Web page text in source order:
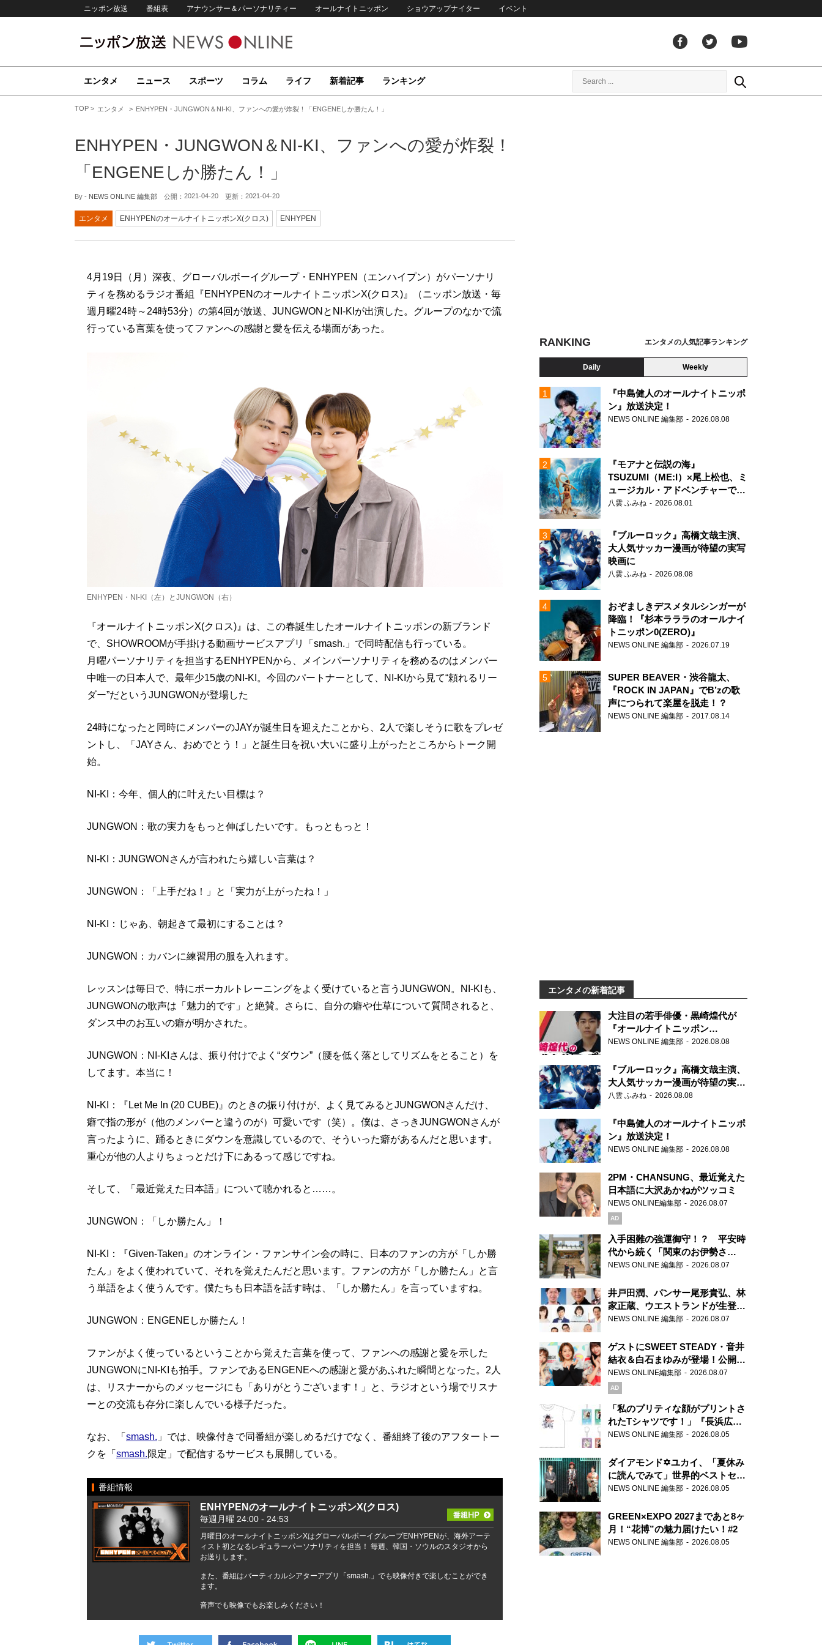
ニッポン放送 番組表 アナウンサー＆パーソナリティー オールナイトニッポン ショウアップナイター イベント
エンタメ ニュース スポーツ コラム ライフ 新着記事 ランキング
TOP エンタメ ENHYPEN・JUNGWON＆NI-KI、ファンへの愛が炸裂！「ENGENEしか勝たん！」
ENHYPEN・JUNGWON＆NI-KI、ファンへの愛が炸裂！
「ENGENEしか勝たん！」
By - NEWS ONLINE 編集部 公開： 2021-04-20 更新： 2021-04-20
エンタメ ENHYPENのオールナイトニッポンX(クロス) ENHYPEN
4月19日（月）深夜、グローバルボーイグループ・ENHYPEN（エンハイプン）がパーソナリ
ティを務めるラジオ番組『ENHYPENのオールナイトニッポンX(クロス)』（ニッポン放送・毎
週月曜24時～24時53分）の第4回が放送、JUNGWONとNI-KIが出演した。グループのなかで流
行っている言葉を使ってファンへの感謝と愛を伝える場面があった。
ENHYPEN・NI-KI（左）とJUNGWON（右）
『オールナイトニッポンX(クロス)』は、この春誕生したオールナイトニッポンの新ブランド
で、SHOWROOMが手掛ける動画サービスアプリ「smash.」で同時配信も行っている。
月曜パーソナリティを担当するENHYPENから、メインパーソナリティを務めるのはメンバー
中唯一の日本人で、最年少15歳のNI-KI。今回のパートナーとして、NI-KIから見て“頼れるリー
ダー”だというJUNGWONが登場した
24時になったと同時にメンバーのJAYが誕生日を迎えたことから、2人で楽しそうに歌をプレゼ
ントし、「JAYさん、おめでとう！」と誕生日を祝い大いに盛り上がったところからトーク開
始。
NI-KI：今年、個人的に叶えたい目標は？
JUNGWON：歌の実力をもっと伸ばしたいです。もっともっと！
NI-KI：JUNGWONさんが言われたら嬉しい言葉は？
JUNGWON：「上手だね！」と「実力が上がったね！」
NI-KI：じゃあ、朝起きて最初にすることは？
JUNGWON：カバンに練習用の服を入れます。
レッスンは毎日で、特にボーカルトレーニングをよく受けていると言うJUNGWON。NI-KIも、
JUNGWONの歌声は「魅力的です」と絶賛。さらに、自分の癖や仕草について質問されると、
ダンス中のお互いの癖が明かされた。
JUNGWON：NI-KIさんは、振り付けでよく“ダウン”（腰を低く落としてリズムをとること）を
してます。本当に！
NI-KI：『Let Me In (20 CUBE)』のときの振り付けが、よく見てみるとJUNGWONさんだけ、
癖で指の形が（他のメンバーと違うのが）可愛いです（笑）。僕は、さっきJUNGWONさんが
言ったように、踊るときにダウンを意識しているので、そういった癖があるんだと思います。
重心が他の人よりちょっとだけ下にあるって感じですね。
そして、「最近覚えた日本語」について聴かれると……。
JUNGWON：「しか勝たん」！
NI-KI：『Given-Taken』のオンライン・ファンサイン会の時に、日本のファンの方が「しか勝
たん」をよく使われていて、それを覚えたんだと思います。ファンの方が「しか勝たん」と言
う単語をよく使うんです。僕たちも日本語を話す時は、「しか勝たん」を言っていますね。
JUNGWON：ENGENEしか勝たん！
ファンがよく使っているということから覚えた言葉を使って、ファンへの感謝と愛を示した
JUNGWONにNI-KIも拍手。ファンであるENGENEへの感謝と愛があふれた瞬間となった。2人
は、リスナーからのメッセージにも「ありがとうございます！」と、ラジオという場でリスナ
ーとの交流も存分に楽しんでいる様子だった。
なお、「 smash. 」では、映像付きで同番組が楽しめるだけでなく、番組終了後のアフタートー
クを「 smash.限定」で配信するサービスも展開している。
番組情報
ENHYPENのオールナイトニッポンX(クロス)
毎週月曜 24:00 - 24:53
月曜日のオールナイトニッポンXはグローバルボーイグループENHYPENが、海外アーテ
ィスト初となるレギュラーパーソナリティを担当！ 毎週、韓国・ソウルのスタジオから
お送りします。
また、番組はバーティカルシアターアプリ「smash.」でも映像付きで楽しむことができ
ます。
音声でも映像でもお楽しみください！
RANKING エンタメの人気記事ランキング
Daily Weekly
『中島健人のオールナイトニッポ
ン』放送決定！
NEWS ONLINE 編集部 2026.08.08
『モアナと伝説の海』
TSUZUMI（ME:I）×尾上松也、ミ
ュージカル・アドベンチャーで美
声を響かせる
八雲 ふみね 2026.08.01
『ブルーロック』高橋文哉主演、
大人気サッカー漫画が待望の実写
映画に
八雲 ふみね 2026.08.08
おぞましきデスメタルシンガーが
降臨！『杉本ラララのオールナイ
トニッポン0(ZERO)』
NEWS ONLINE 編集部 2026.07.19
SUPER BEAVER・渋谷龍太、
『ROCK IN JAPAN』でB’zの歌
声につられて楽屋を脱走！？
NEWS ONLINE 編集部 2017.08.14
エンタメの新着記事
大注目の若手俳優・黒崎煌代が
『オールナイトニッポン
0(ZERO)』に初登場「今からとて
NEWS ONLINE 編集部 2026.08.08
『ブルーロック』高橋文哉主演、
大人気サッカー漫画が待望の実写
映画に
八雲 ふみね 2026.08.08
『中島健人のオールナイトニッポ
ン』放送決定！
NEWS ONLINE 編集部 2026.08.08
2PM・CHANSUNG、最近覚えた
日本語に大沢あかねがツッコミ
NEWS ONLINE編集部 2026.08.07
AD
入手困難の強運御守！？ 平安時
代から続く「関東のお伊勢さ
ま」、芝大神宮にてランパンプス
NEWS ONLINE 編集部 2026.08.07
井戸田潤、パンサー尾形貴弘、林
家正蔵、ウエストランドが生登
場！『ラジオビバリー昼ズ』
NEWS ONLINE 編集部 2026.08.07
ゲストにSWEET STEADY・音井
結衣＆白石まゆみが登場！公開収
録で素顔全開！
NEWS ONLINE編集部 2026.08.07
AD
「私のプリティな顔がプリントさ
れたTシャツです！」『長浜広奈
天下無双』初の番組グッズ発売
NEWS ONLINE 編集部 2026.08.05
ダイアモンド✡ユカイ、「夏休み
に読んでみて」世界的ベストセラ
ー『アナスタシア』を紹介
NEWS ONLINE 編集部 2026.08.05
GREEN×EXPO 2027まであと8ヶ
月！“花博”の魅力届けたい！#2
NEWS ONLINE 編集部 2026.08.05